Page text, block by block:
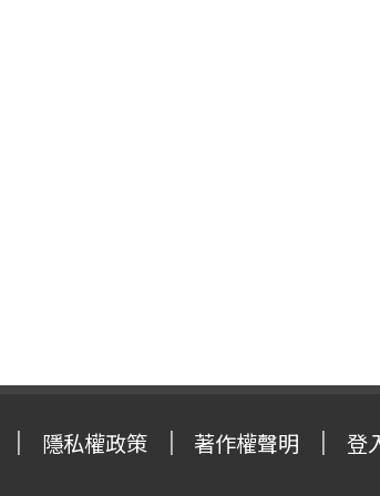
隱私權政策 著作權聲明 登